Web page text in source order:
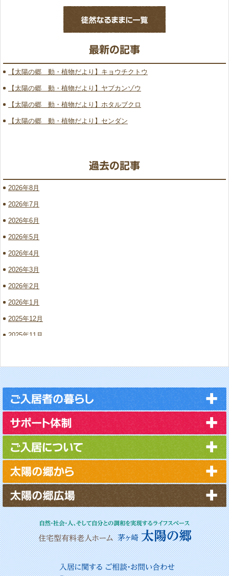
【太陽の郷 動・植物だより】キョウチクトウ
【太陽の郷 動・植物だより】ヤブカンゾウ
【太陽の郷 動・植物だより】ホタルブクロ
【太陽の郷 動・植物だより】センダン
2026年8月
2026年7月
2026年6月
2026年5月
2026年4月
2026年3月
2026年2月
2026年1月
2025年12月
2025年11月
2025年9月
2025年8月
2025年7月
2025年6月
2025年5月
2025年4月
2025年3月
2025年2月
2025年1月
2024年12月
2024年11月
2024年10月
2024年9月